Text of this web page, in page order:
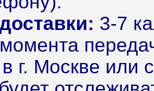
3-7
г. Москве или